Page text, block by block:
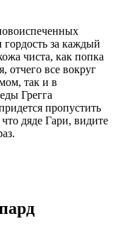
за каждый
чиста, как попка
отчего все вокруг
так и в
Грегга
пропустить
дяде Гари, видите